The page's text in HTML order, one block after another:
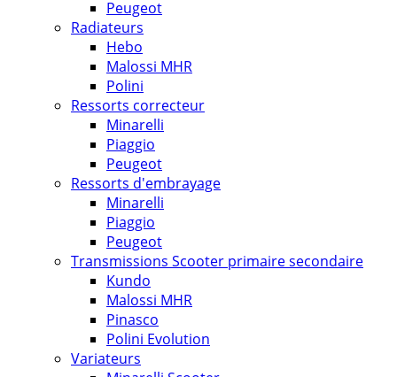
Peugeot
Radiateurs
Hebo
Malossi MHR
Polini
Ressorts correcteur
Minarelli
Piaggio
Peugeot
Ressorts d'embrayage
Minarelli
Piaggio
Peugeot
Transmissions Scooter primaire secondaire
Kundo
Malossi MHR
Pinasco
Polini Evolution
Variateurs